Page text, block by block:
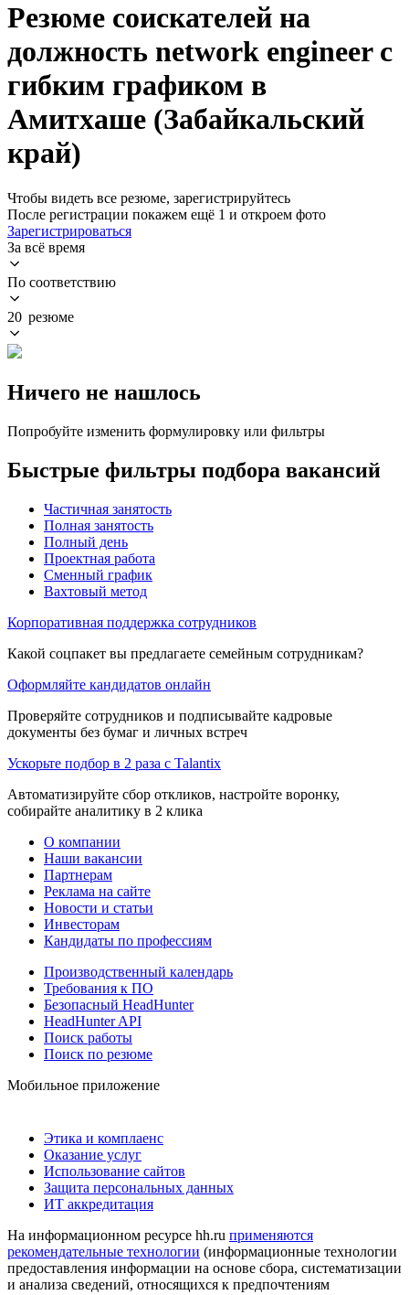
Резюме соискателей на
должность network engineer с
гибким графиком в
Амитхаше (Забайкальский
край)
Чтобы видеть все резюме, зарегистрируйтесь
После регистрации покажем ещё 1 и откроем фото
Зарегистрироваться
За всё время
По соответствию
20 резюме
Ничего не нашлось
Попробуйте изменить формулировку или фильтры
Быстрые фильтры подбора вакансий
Частичная занятость
Полная занятость
Полный день
Проектная работа
Сменный график
Вахтовый метод
Корпоративная поддержка сотрудников
Какой соцпакет вы предлагаете семейным сотрудникам?
Оформляйте кандидатов онлайн
Проверяйте сотрудников и подписывайте кадровые
документы без бумаг и личных встреч
Ускорьте подбор в 2 раза с Talantix
Автоматизируйте сбор откликов, настройте воронку,
собирайте аналитику в 2 клика
О компании
Наши вакансии
Партнерам
Реклама на сайте
Новости и статьи
Инвесторам
Кандидаты по профессиям
Производственный календарь
Требования к ПО
Безопасный HeadHunter
HeadHunter API
Поиск работы
Поиск по резюме
Мобильное приложение
Этика и комплаенс
Оказание услуг
Использование сайтов
Защита персональных данных
ИТ аккредитация
На информационном ресурсе hh.ru применяются
рекомендательные технологии (информационные технологии
предоставления информации на основе сбора, систематизации
и анализа сведений, относящихся к предпочтениям